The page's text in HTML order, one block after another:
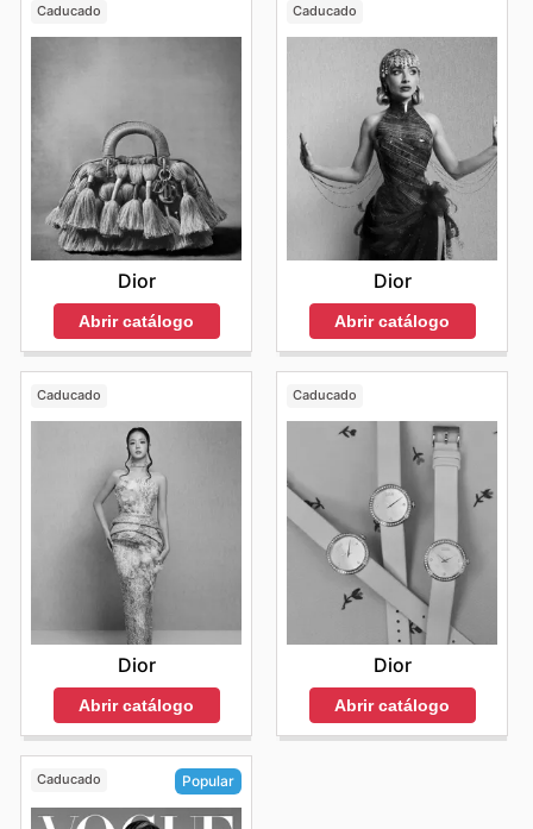
Caducado
Dior
Abrir catálogo
Caducado
Dior
Abrir catálogo
Caducado
Dior
Abrir catálogo
Caducado
Dior
Abrir catálogo
Caducado Popular